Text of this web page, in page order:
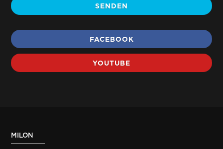
SENDEN
FACEBOOK
YOUTUBE
MILON